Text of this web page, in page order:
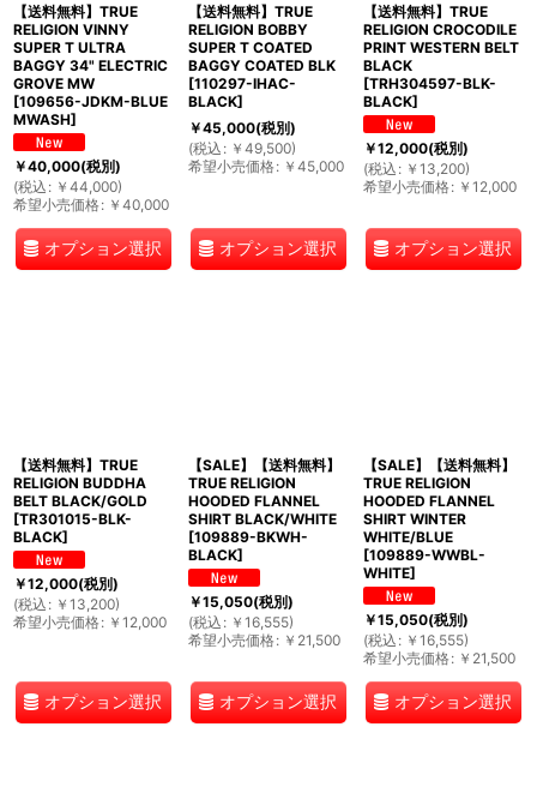
【送料無料】TRUE
RELIGION VINNY
SUPER T ULTRA
BAGGY 34" ELECTRIC
GROVE MW
[109656-JDKM-BLUE
MWASH]
￥40,000(税別)
(税込 : ￥ 44,000)
希望小売価格: ￥ 40,000
オプション選択
【送料無料】TRUE
RELIGION BOBBY
SUPER T COATED
BAGGY COATED BLK
[110297-IHAC-
BLACK]
￥45,000(税別)
(税込 : ￥ 49,500)
希望小売価格: ￥ 45,000
オプション選択
【送料無料】TRUE
RELIGION CROCODILE
PRINT WESTERN BELT
BLACK
[TRH304597-BLK-
BLACK]
￥12,000(税別)
(税込 : ￥ 13,200)
希望小売価格: ￥ 12,000
オプション選択
【送料無料】TRUE
RELIGION BUDDHA
BELT BLACK/GOLD
[TR301015-BLK-
BLACK]
￥12,000(税別)
(税込 : ￥ 13,200)
希望小売価格: ￥ 12,000
オプション選択
【SALE】【送料無料】
TRUE RELIGION
HOODED FLANNEL
SHIRT BLACK/WHITE
[109889-BKWH-
BLACK]
￥15,050(税別)
(税込 : ￥ 16,555)
希望小売価格: ￥ 21,500
オプション選択
【SALE】【送料無料】
TRUE RELIGION
HOODED FLANNEL
SHIRT WINTER
WHITE/BLUE
[109889-WWBL-
WHITE]
￥15,050(税別)
(税込 : ￥ 16,555)
希望小売価格: ￥ 21,500
オプション選択